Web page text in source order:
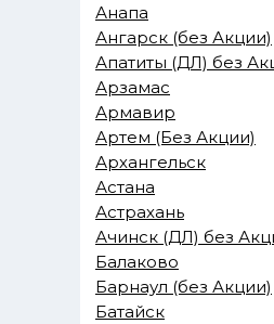
Анапа
Ангарск (без Акции)
Апатиты (ДЛ) без
Арзамас
Армавир
Артем (Без Акции)
Архангельск
Астана
Астрахань
Ачинск (ДЛ) без
Балаково
Барнаул (без Акции)
Батайск